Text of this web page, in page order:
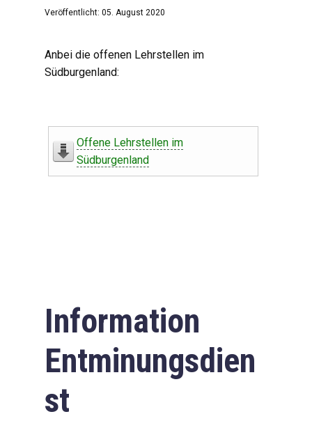
Veröffentlicht: 05. August 2020
Anbei die offenen Lehrstellen im
Südburgenland:
Offene Lehrstellen im
Südburgenland
Information
Entminungsdien
st